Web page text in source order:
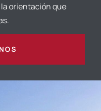
orientación que